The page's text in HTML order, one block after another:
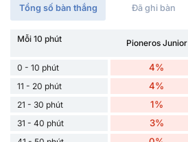
Tổng số bàn thắng Đã ghi bàn
Mỗi 10 phút Pioneros Junior
0 - 10 phút
4%
11 - 20 phút 4%
21 - 30 phút 1%
31 - 40 phút 3%